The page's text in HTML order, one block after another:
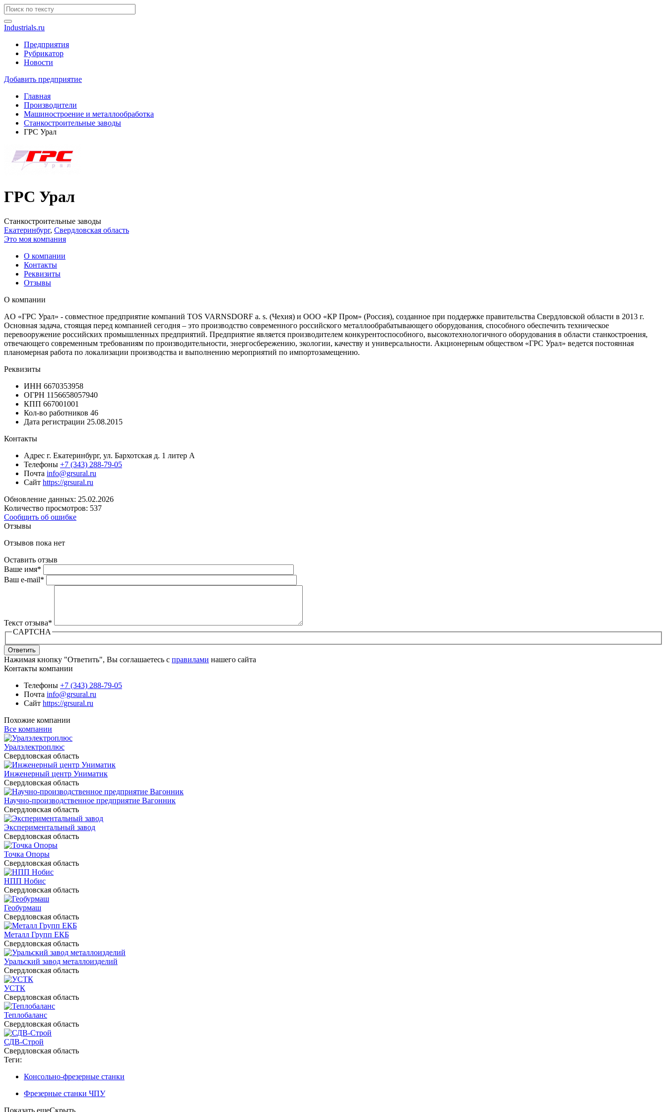
Industrials.ru
Предприятия
Рубрикатор
Новости
Добавить предприятие
Главная
Производители
Машиностроение и металлообработка
Станкостроительные заводы
ГРС Урал
ГРС Урал
Станкостроительные заводы
Екатеринбург, Свердловская область
Это моя компания
О компании
Контакты
Реквизиты
Отзывы
О компании
AO «ГРС Урал» - совместное предприятие компаний TOS VARNSDORF a. s. (Чехия) и ООО «КР Пром» (Россия), созданное при поддержке правительства Свердловской области в 2013 г.
Основная задача, стоящая перед компанией сегодня – это производство современного российского металлообрабатывающего оборудования, способного обеспечить техническое
перевооружение российских промышленных предприятий. Предприятие является производителем конкурентоспособного, высокотехнологичного оборудования в области станкостроения,
отвечающего современным требованиям по производительности, энергосбережению, экологии, качеству и универсальности. Акционерным обществом «ГРС Урал» ведется постоянная
планомерная работа по локализации производства и выполнению мероприятий по импортозамещению.
Реквизиты
ИНН 6670353958
ОГРН 1156658057940
КПП 667001001
Кол-во работников 46
Дата регистрации 25.08.2015
Контакты
Адрес г. Екатеринбург, ул. Бархотская д. 1 литер А
Телефоны +7 (343) 288-79-05
Почта info@grsural.ru
Сайт https://grsural.ru
Обновление данных: 25.02.2026
Количество просмотров: 537
Сообщить об ошибке
Отзывы
Отзывов пока нет
Оставить отзыв
Ваше имя*
Ваш e-mail*
Текст отзыва*
CAPTCHA
Ответить
Нажимая кнопку "Ответить", Вы соглашаетесь с правилами нашего сайта
Контакты компании
Телефоны +7 (343) 288-79-05
Почта info@grsural.ru
Сайт https://grsural.ru
Похожие компании
Все компании
Уралэлектроплюс
Свердловская область
Инженерный центр Униматик
Свердловская область
Научно-производственное предприятие Вагонник
Свердловская область
Экспериментальный завод
Свердловская область
Точка Опоры
Свердловская область
НПП Нобис
Свердловская область
Геобурмаш
Свердловская область
Металл Групп ЕКБ
Свердловская область
Уральский завод металлоизделий
Свердловская область
УСТК
Свердловская область
Теплобаланс
Свердловская область
СДВ-Строй
Свердловская область
Теги:
Консольно-фрезерные станки
Фрезерные станки ЧПУ